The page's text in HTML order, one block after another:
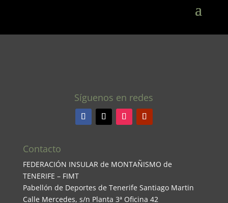
Síguenos en redes
Contacto
FEDERACIÓN INSULAR de MONTAÑISMO de
TENERIFE – FIMT
Pabellón de Deportes de Tenerife Santiago Martin
Calle Mercedes, s/n Planta 3ª Oficina 42